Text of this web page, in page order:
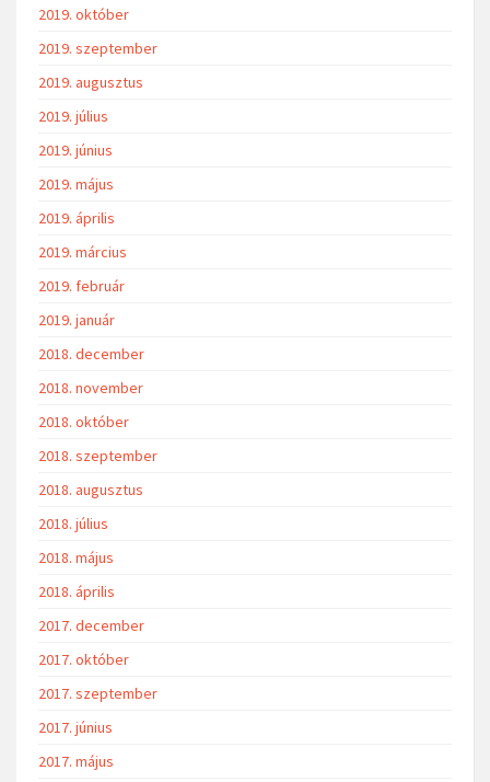
2019. október
2019. szeptember
2019. augusztus
2019. július
2019. június
2019. május
2019. április
2019. március
2019. február
2019. január
2018. december
2018. november
2018. október
2018. szeptember
2018. augusztus
2018. július
2018. május
2018. április
2017. december
2017. október
2017. szeptember
2017. június
2017. május